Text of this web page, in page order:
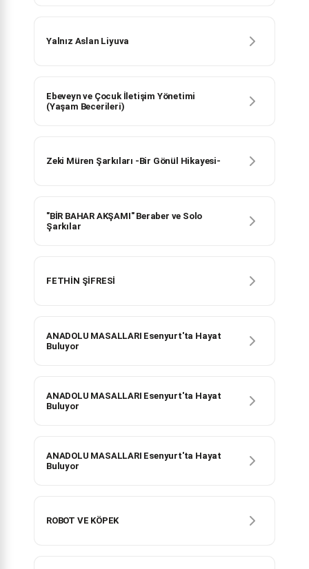
Yalnız Aslan Liyuva
Ebeveyn ve Çocuk İletişim Yönetimi
(Yaşam Becerileri)
Zeki Müren Şarkıları -Bir Gönül Hikayesi-
"BİR BAHAR AKŞAMI" Beraber ve Solo
Şarkılar
FETHİN ŞİFRESİ
ANADOLU MASALLARI Esenyurt'ta Hayat
Buluyor
ANADOLU MASALLARI Esenyurt'ta Hayat
Buluyor
ANADOLU MASALLARI Esenyurt'ta Hayat
Buluyor
ROBOT VE KÖPEK